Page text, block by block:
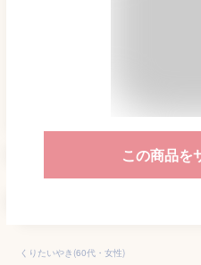
この商品を
くりたいやき(60代・女性)